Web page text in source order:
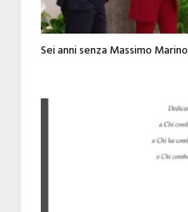
Sei anni senza Massimo Marino